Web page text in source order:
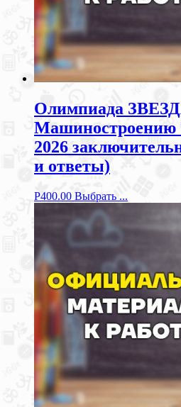
Олимпиада
Машиностроению
2026
и ответы)
Р400.00 Выбрать ...